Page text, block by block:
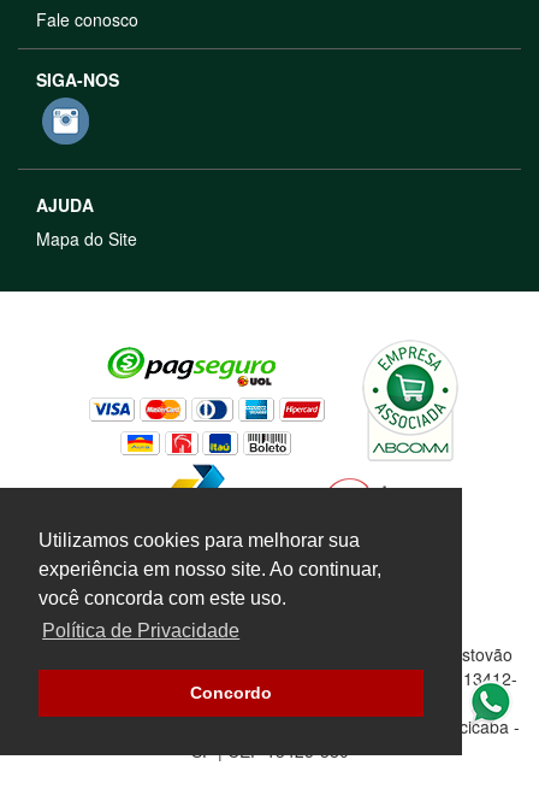
Utilizamos cookies para melhorar sua
experiência em nosso site. Ao continuar,
você concorda com este uso.
Política de Privacidade
Concordo
Fale conosco
SIGA-NOS
AJUDA
Mapa do Site
Marinho Agropecuária Sta. Terezinha e Pompéia | Av. Cristovão
Colombo, 2629 - Santa Terezinha | Piracicaba - SP | CEP 13412-
227 | (19) 3372-3885
Nova Loja: Av. Rio das Pedras, 2364 | Piracicamirim | Piracicaba -
SP | CEP 13425-380